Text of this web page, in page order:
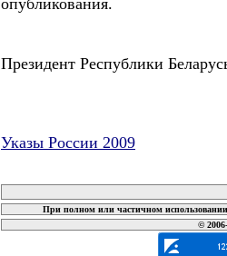
Президент Республики
Указы России 2009
При полном или частичном
©